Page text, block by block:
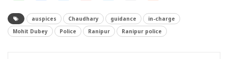
auspices Chaudhary guidance
in-charge
Mohit Dubey
Police Ranipur Ranipur police